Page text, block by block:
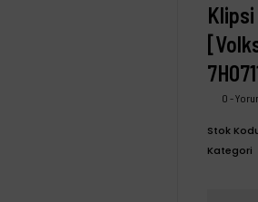
0 -
Stok
Kategori